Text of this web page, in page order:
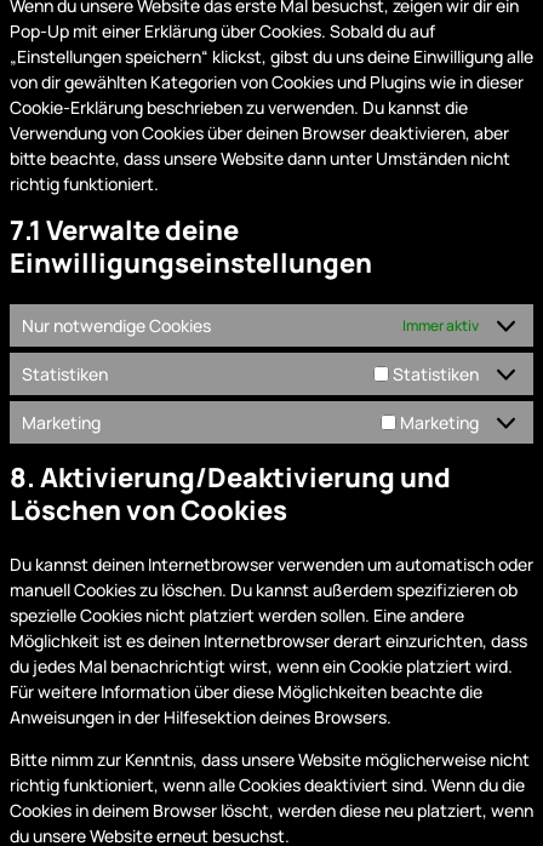
Wenn du unsere Website das erste Mal besuchst, zeigen wir dir ein
Pop-Up mit einer Erklärung über Cookies. Sobald du auf
„Einstellungen speichern“ klickst, gibst du uns deine Einwilligung alle
von dir gewählten Kategorien von Cookies und Plugins wie in dieser
Cookie-Erklärung beschrieben zu verwenden. Du kannst die
Verwendung von Cookies über deinen Browser deaktivieren, aber
bitte beachte, dass unsere Website dann unter Umständen nicht
richtig funktioniert.
7.1 Verwalte deine
Einwilligungseinstellungen
Nur notwendige Cookies Immer aktiv
Statistiken Statistiken
Marketing Marketing
8. Aktivierung/Deaktivierung und
Löschen von Cookies
Du kannst deinen Internetbrowser verwenden um automatisch oder
manuell Cookies zu löschen. Du kannst außerdem spezifizieren ob
spezielle Cookies nicht platziert werden sollen. Eine andere
Möglichkeit ist es deinen Internetbrowser derart einzurichten, dass
du jedes Mal benachrichtigt wirst, wenn ein Cookie platziert wird.
Für weitere Information über diese Möglichkeiten beachte die
Anweisungen in der Hilfesektion deines Browsers.
Bitte nimm zur Kenntnis, dass unsere Website möglicherweise nicht
richtig funktioniert, wenn alle Cookies deaktiviert sind. Wenn du die
Cookies in deinem Browser löscht, werden diese neu platziert, wenn
du unsere Website erneut besuchst.